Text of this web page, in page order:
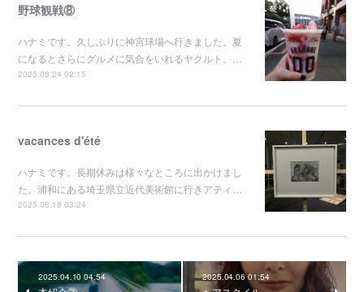
野球観戦⑧
ハナミです。久しぶりに神宮球場へ行きました。夏
になるとさらにグルメに気合をいれるヤクルト。…
2025.08.24 02:15
vacances d'été
ハナミです。長期休みは様々なところに出かけまし
た。浦和にある埼玉県立近代美術館に行きアティ…
2025.08.18 03:24
2025.04.10 04:54 2025.04.06 01:54